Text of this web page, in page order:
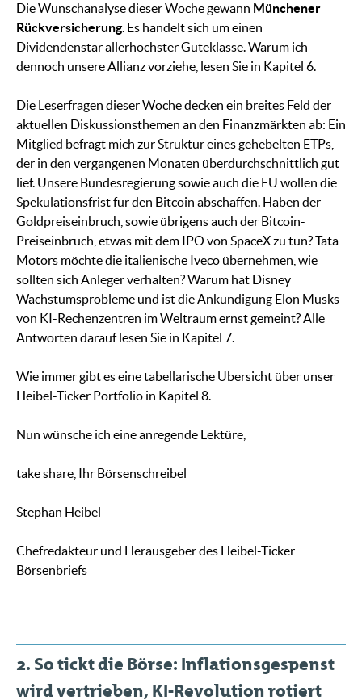
Die Wunschanalyse dieser Woche gewann Münchener
Rückversicherung. Es handelt sich um einen
Dividendenstar allerhöchster Güteklasse. Warum ich
dennoch unsere Allianz vorziehe, lesen Sie in Kapitel 6.
Die Leserfragen dieser Woche decken ein breites Feld der
aktuellen Diskussionsthemen an den Finanzmärkten ab: Ein
Mitglied befragt mich zur Struktur eines gehebelten ETPs,
der in den vergangenen Monaten überdurchschnittlich gut
lief. Unsere Bundesregierung sowie auch die EU wollen die
Spekulationsfrist für den Bitcoin abschaffen. Haben der
Goldpreiseinbruch, sowie übrigens auch der Bitcoin-
Preiseinbruch, etwas mit dem IPO von SpaceX zu tun? Tata
Motors möchte die italienische Iveco übernehmen, wie
sollten sich Anleger verhalten? Warum hat Disney
Wachstumsprobleme und ist die Ankündigung Elon Musks
von KI-Rechenzentren im Weltraum ernst gemeint? Alle
Antworten darauf lesen Sie in Kapitel 7.
Wie immer gibt es eine tabellarische Übersicht über unser
Heibel-Ticker Portfolio in Kapitel 8.
Nun wünsche ich eine anregende Lektüre,
take share, Ihr Börsenschreibel
Stephan Heibel
Chefredakteur und Herausgeber des Heibel-Ticker
Börsenbriefs
2. So tickt die Börse: Inflationsgespenst
wird vertrieben, KI-Revolution rotiert